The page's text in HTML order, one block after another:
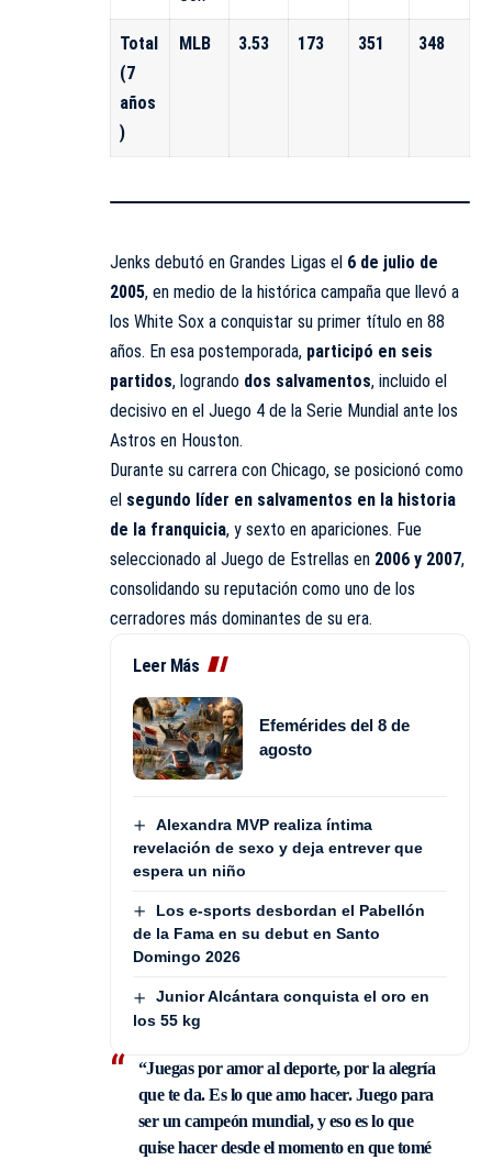
Total
(7
años
)
MLB 3.53 173 351 348
Jenks debutó en Grandes Ligas el 6 de julio de
2005, en medio de la histórica campaña que llevó a
los White Sox a conquistar su primer título en 88
años. En esa postemporada, participó en seis
partidos, logrando dos salvamentos, incluido el
decisivo en el Juego 4 de la Serie Mundial ante los
Astros en Houston.
Durante su carrera con Chicago, se posicionó como
el segundo líder en salvamentos en la historia
de la franquicia, y sexto en apariciones. Fue
seleccionado al Juego de Estrellas en 2006 y 2007,
consolidando su reputación como uno de los
cerradores más dominantes de su era.
Leer Más
Efemérides del 8 de
agosto
Alexandra MVP realiza íntima
revelación de sexo y deja entrever que
espera un niño
Los e-sports desbordan el Pabellón
de la Fama en su debut en Santo
Domingo 2026
Junior Alcántara conquista el oro en
los 55 kg
“Juegas por amor al deporte, por la alegría
que te da. Es lo que amo hacer. Juego para
ser un campeón mundial, y eso es lo que
quise hacer desde el momento en que tomé